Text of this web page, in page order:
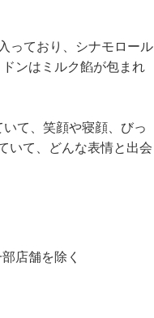
っており、シナモロール
ンはミルク餡が包まれ
て、笑顔や寝顔、びっ
いて、どんな表情と出会
店舗を除く